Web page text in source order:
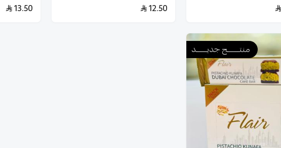
12.50
13.50
منتــــــــج جديـــــــد